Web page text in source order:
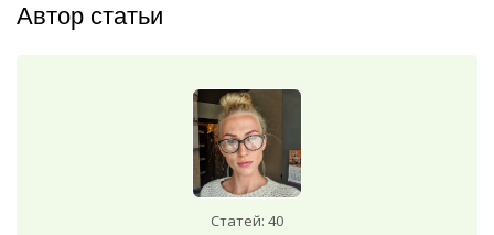
Автор статьи
Статей: 40